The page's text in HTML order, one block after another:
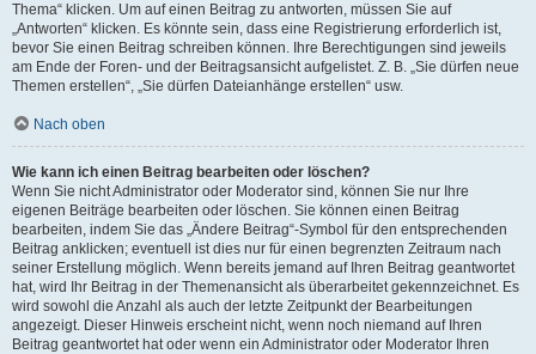
Thema“ klicken. Um auf einen Beitrag zu antworten, müssen Sie auf
„Antworten“ klicken. Es könnte sein, dass eine Registrierung erforderlich ist,
bevor Sie einen Beitrag schreiben können. Ihre Berechtigungen sind jeweils
am Ende der Foren- und der Beitragsansicht aufgelistet. Z. B. „Sie dürfen neue
Themen erstellen“, „Sie dürfen Dateianhänge erstellen“ usw.
Nach oben
Wie kann ich einen Beitrag bearbeiten oder löschen?
Wenn Sie nicht Administrator oder Moderator sind, können Sie nur Ihre
eigenen Beiträge bearbeiten oder löschen. Sie können einen Beitrag
bearbeiten, indem Sie das „Ändere Beitrag“-Symbol für den entsprechenden
Beitrag anklicken; eventuell ist dies nur für einen begrenzten Zeitraum nach
seiner Erstellung möglich. Wenn bereits jemand auf Ihren Beitrag geantwortet
hat, wird Ihr Beitrag in der Themenansicht als überarbeitet gekennzeichnet. Es
wird sowohl die Anzahl als auch der letzte Zeitpunkt der Bearbeitungen
angezeigt. Dieser Hinweis erscheint nicht, wenn noch niemand auf Ihren
Beitrag geantwortet hat oder wenn ein Administrator oder Moderator Ihren